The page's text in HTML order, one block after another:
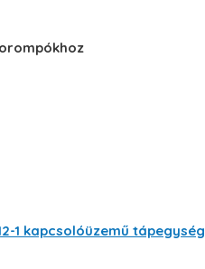
1 kapcsolóüzemű tápegység